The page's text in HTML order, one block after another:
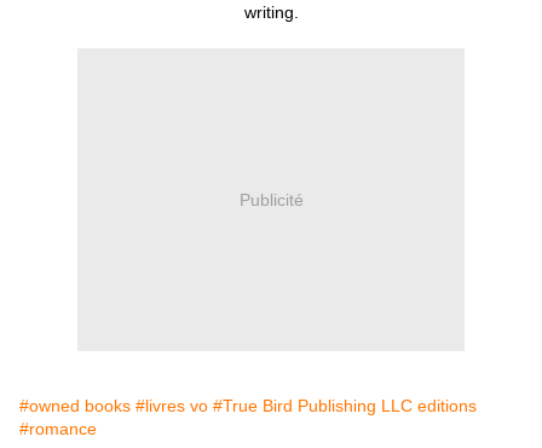
writing.
Publicité
#owned books #livres vo #True Bird Publishing LLC editions
#romance